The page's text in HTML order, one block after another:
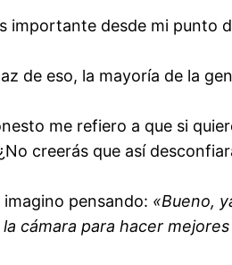
importante desde mi punto
de eso, la mayoría de la
me refiero a que si
creerás que así
pensando: «Bueno,
cámara para hacer